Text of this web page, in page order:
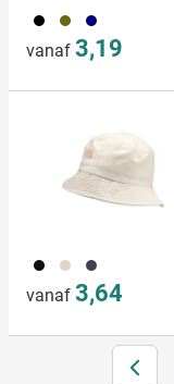
001 402 536
vanaf 3,19
001 357 536
vanaf 3,64